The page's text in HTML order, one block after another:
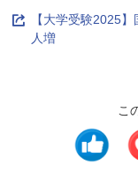
【大学受験2025
人増
こ